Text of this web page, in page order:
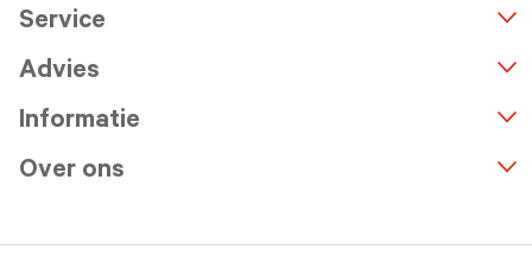
Service
Advies
Informatie
Over ons